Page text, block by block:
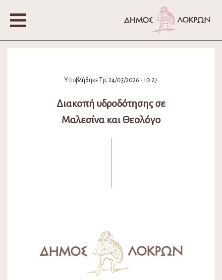
Υποβλήθηκε Τρ, 24/03/2026 - 10:27
Διακοπή υδροδότησης σε
Μαλεσίνα και Θεολόγο